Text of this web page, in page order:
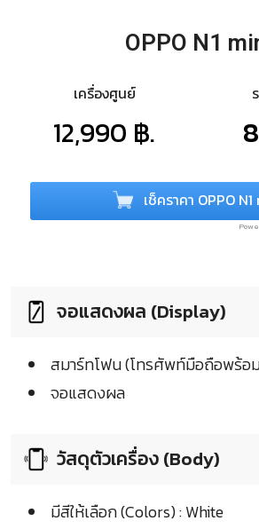
OPPO N1
เครื่องศูนย์
12,990 ฿.
เช็คราคา OPPO
จอแสดงผล (Display)
สมาร์ทโฟน (โทรศัพท์มือถือพร้อ
จอแสดงผล
วัสดุตัวเครื่อง (Body)
มีสีให้เลือก (Colors) : White